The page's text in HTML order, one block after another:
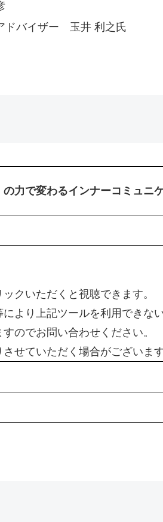
ドバイザー 玉井 利之氏
力で変わるインナーコミュニ
クいただくと視聴できます。
より上記ツールを利用できな
のでお問い合わせください。
せていただく場合がございます